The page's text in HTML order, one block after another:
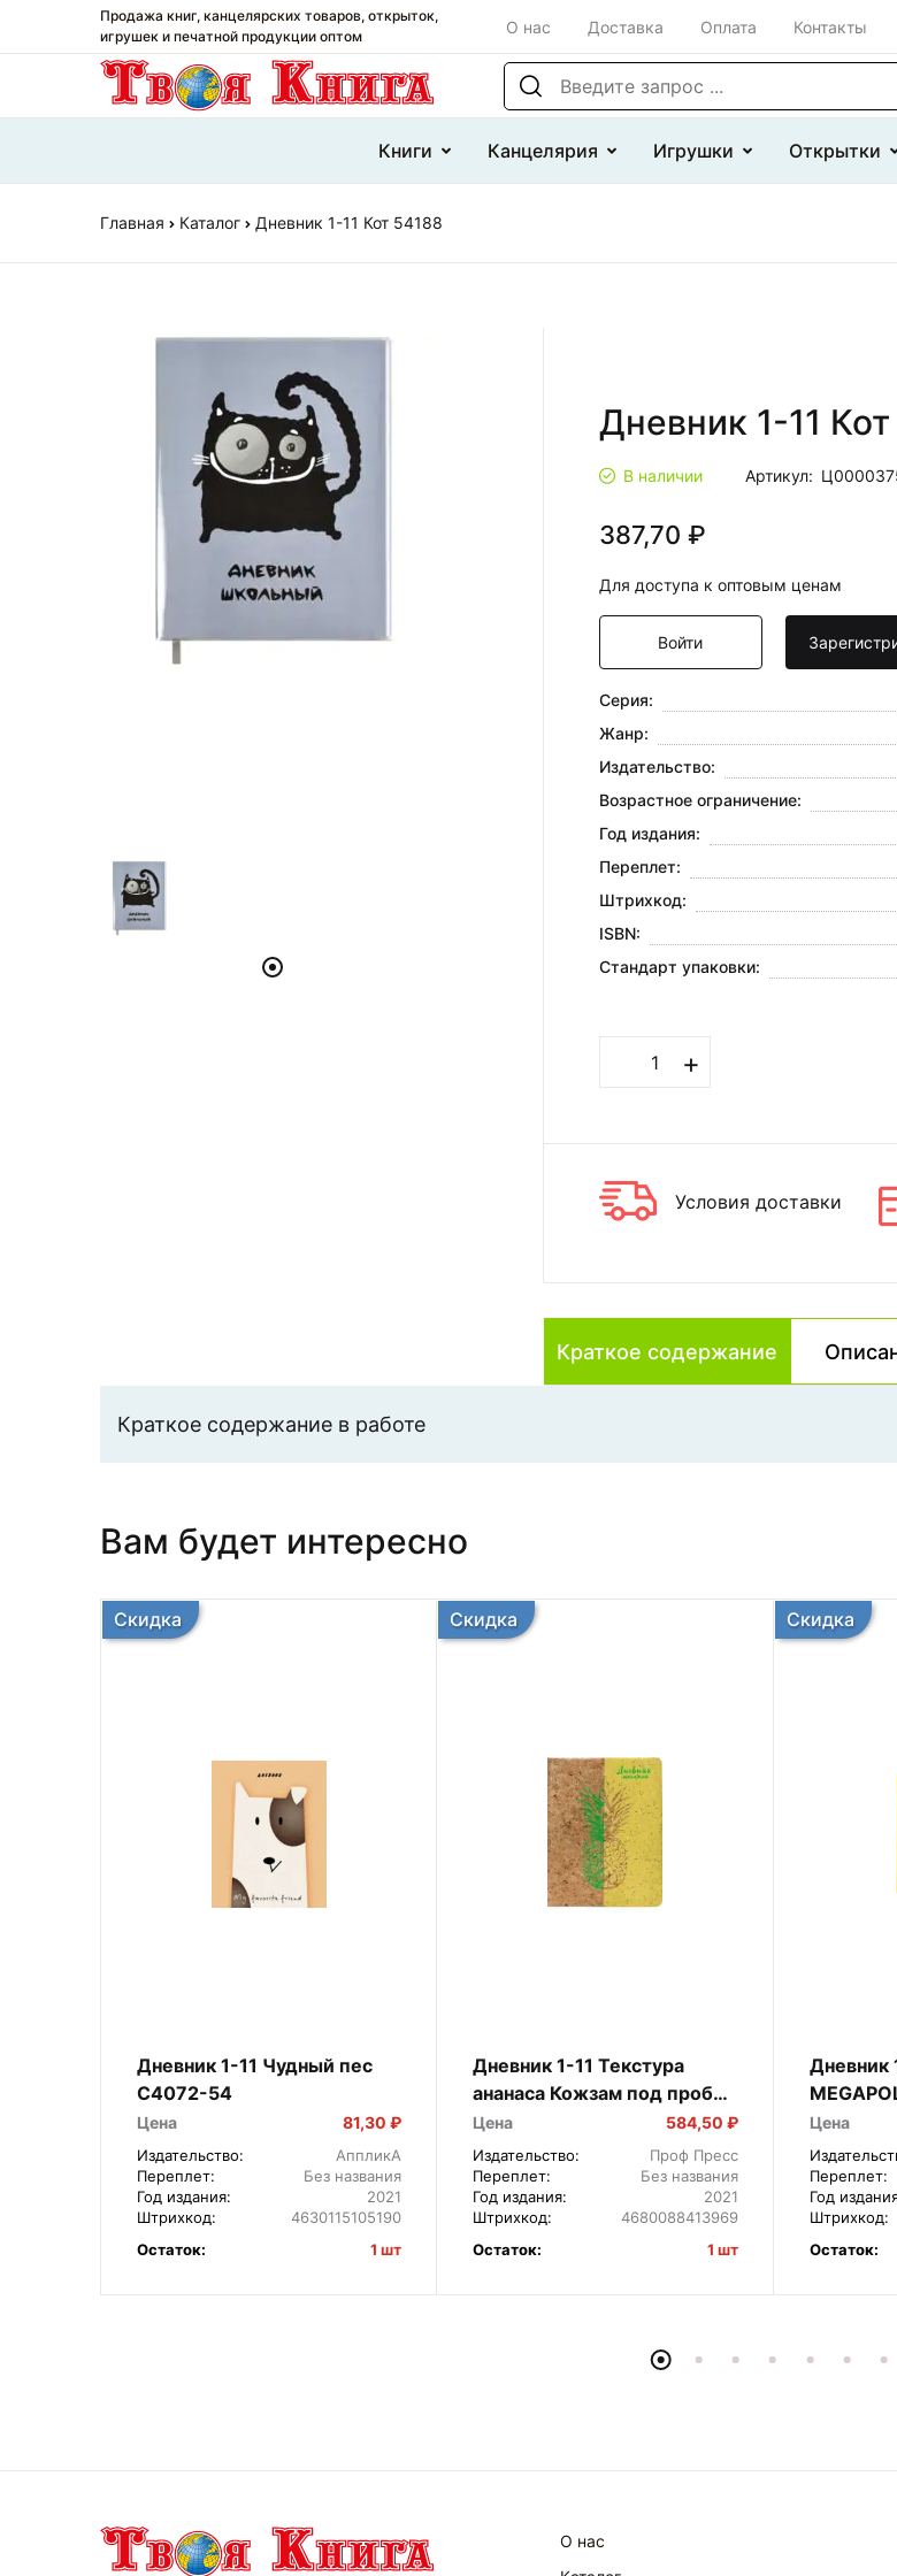
Продажа книг, канцелярских товаров, открыток,
игрушек и печатной продукции оптом
О нас Доставка Оплата Контакты
Поиск по сайту
Книги Канцелярия Игрушки Открытки
Главная Каталог Дневник 1-11 Кот 54188
Дневник 1-11
В наличии Артикул:
387,70 ₽
Для доступа к оптовым ценам
Войти
Серия:
Жанр:
Издательство:
Возрастное ограничение:
Год издания:
Переплет:
Штрихкод:
ISBN:
Стандарт упаковки:
+
Условия доставки
Краткое содержание
Краткое содержание в работе
Вам будет интересно
Скидка
Дневник 1-11 Чудный пес
С4072-54
Цена 81,30 ₽
Издательство:
АппликА
Переплет:
Без названия
Год издания:
2021
Штрихкод:
4630115105190
Остаток:
1 шт
Скидка
Дневник 1-11 Текстура
ананаса Кожзам под пробку
с печатью Д48-1405
Цена 584,50 ₽
Издательство:
Проф Пресс
Переплет:
Без названия
Год издания:
2021
Штрихкод:
4680088413969
Остаток:
1 шт
Скидка
Дневник
Желтый
Цена
Переплет:
Год
Штрихкод:
Остаток:
О нас